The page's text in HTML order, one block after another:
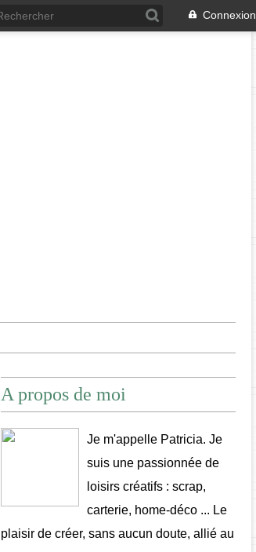
Connexion
A propos de moi
Je m'appelle Patricia. Je
suis une passionnée de
loisirs créatifs : scrap,
carterie, home-déco ... Le
plaisir de créer, sans aucun doute, allié au